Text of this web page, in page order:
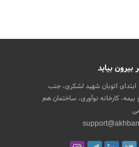
بیاید
ابتدای اتوبان شهید لشکری، جنب
بیمه، کارخانه نوآوری، ساختمان هم